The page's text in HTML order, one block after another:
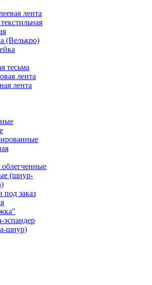
лента
(Велькро)
тесьма
лента
лента
(шнур-
под заказ
эспандер
шнур)